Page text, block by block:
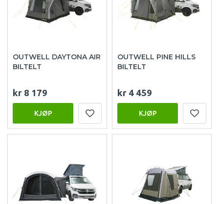
OUTWELL DAYTONA AIR
BILTELT
kr 8 179
KJØP
OUTWELL PINE HILLS
BILTELT
kr 4 459
KJØP